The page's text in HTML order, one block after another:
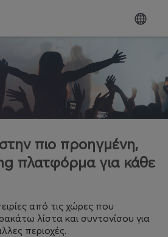
πιο προηγμένη,
πλατφόρμα για κάθε
από τις χώρες που
λίστα και συντονίσου για
περιοχές.